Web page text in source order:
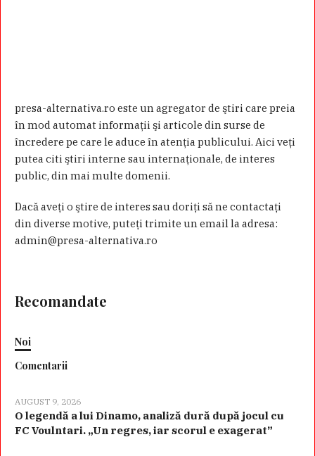
presa-alternativa.ro este un agregator de ştiri care preia
în mod automat informaţii şi articole din surse de
încredere pe care le aduce în atenţia publicului. Aici veţi
putea citi ştiri interne sau internaţionale, de interes
public, din mai multe domenii.
Dacă aveţi o ştire de interes sau doriţi să ne contactaţi
din diverse motive, puteţi trimite un email la adresa:
admin@presa-alternativa.ro
Recomandate
Noi
Comentarii
AUGUST 9, 2026
O legendă a lui Dinamo, analiză dură după jocul cu
FC Voulntari. „Un regres, iar scorul e exagerat”